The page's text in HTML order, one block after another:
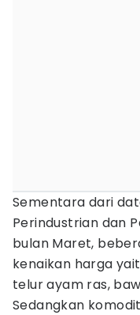
Sementara dari
Perindustrian dan
bulan Maret,
kenaikan harga
telur ayam ras,
Sedangkan